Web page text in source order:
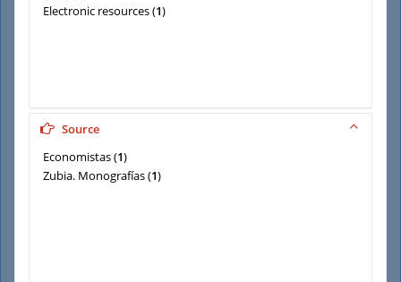
Electronic resources(1)
Source
Economistas(1)
Zubia. Monografías(1)